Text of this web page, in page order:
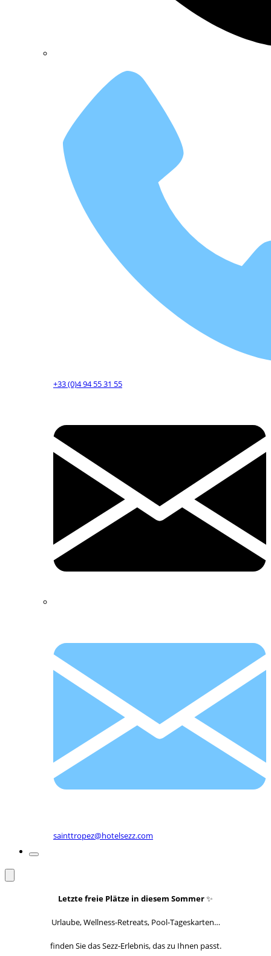
+33 (0)4 94 55 31 55
sainttropez@hotelsezz.com
Letzte freie Plätze in diesem Sommer✨
Urlaube, Wellness-Retreats, Pool-Tageskarten…
finden Sie das Sezz-Erlebnis, das zu Ihnen passt.